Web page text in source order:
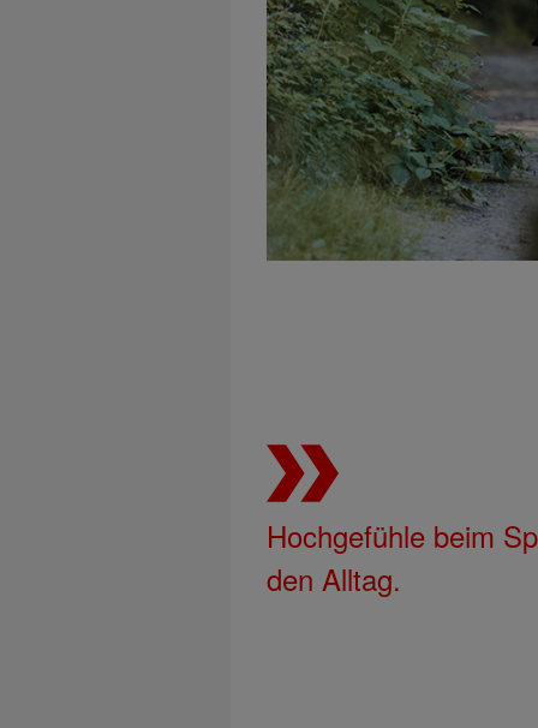
Hochgefühle beim
den Alltag.